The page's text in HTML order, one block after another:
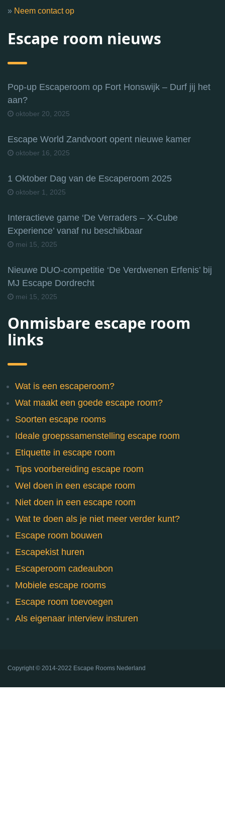
» Neem contact op
Escape room nieuws
Pop-up Escaperoom op Fort Honswijk – Durf jij het
aan?
oktober 20, 2025
Escape World Zandvoort opent nieuwe kamer
oktober 16, 2025
1 Oktober Dag van de Escaperoom 2025
oktober 1, 2025
Interactieve game ‘De Verraders – X-Cube
Experience’ vanaf nu beschikbaar
mei 15, 2025
Nieuwe DUO-competitie ‘De Verdwenen Erfenis’ bij
MJ Escape Dordrecht
mei 15, 2025
Onmisbare escape room
links
Wat is een escaperoom?
Wat maakt een goede escape room?
Soorten escape rooms
Ideale groepssamenstelling escape room
Etiquette in escape room
Tips voorbereiding escape room
Wel doen in een escape room
Niet doen in een escape room
Wat te doen als je niet meer verder kunt?
Escape room bouwen
Escapekist huren
Escaperoom cadeaubon
Mobiele escape rooms
Escape room toevoegen
Als eigenaar interview insturen
Copyright © 2014-2022 Escape Rooms Nederland